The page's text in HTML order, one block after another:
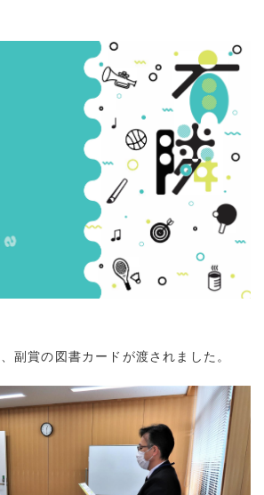
副賞の図書カードが渡されました。